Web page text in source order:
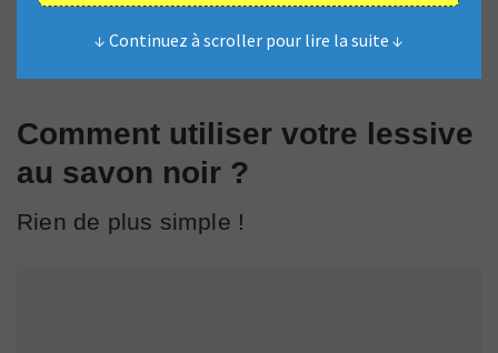
↓ Continuez à scroller pour lire la suite ↓
Comment utiliser votre lessive
au savon noir ?
Rien de plus simple !